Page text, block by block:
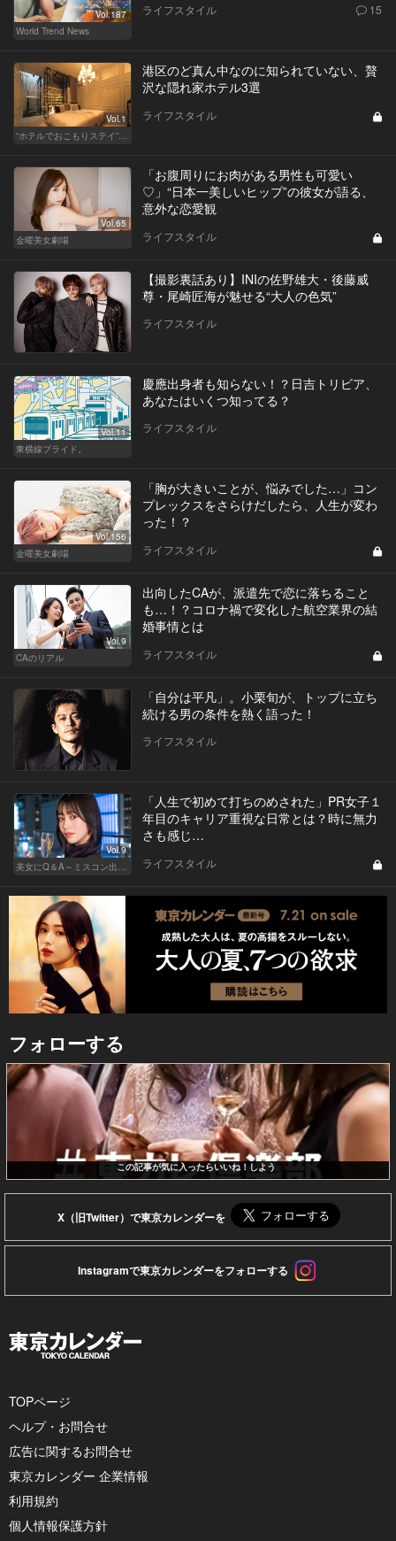
Vol.187
World Trend News
ライフスタイル 15
Vol.1
港区のど真ん中なのに知られていない、贅
沢な隠れ家ホテル3選
ライフスタイル
Vol.65
金曜美女劇場
「お腹周りにお肉がある男性も可愛い
♡」“日本一美しいヒップ”の彼女が語る、
意外な恋愛観
ライフスタイル
【撮影裏話あり】INIの佐野雄大・後藤威
尊・尾崎匠海が魅せる“大人の色気”
ライフスタイル
Vol.11
東横線プライド。
慶應出身者も知らない！？日吉トリビア、
あなたはいくつ知ってる？
ライフスタイル
Vol.156
金曜美女劇場
「胸が大きいことが、悩みでした…」コン
プレックスをさらけだしたら、人生が変わ
った！？
ライフスタイル
Vol.9
CAのリアル
出向したCAが、派遣先で恋に落ちること
も…！？コロナ禍で変化した航空業界の結
婚事情とは
ライフスタイル
「自分は平凡」。小栗旬が、トップに立ち
続ける男の条件を熱く語った！
ライフスタイル
Vol.9
「人生で初めて打ちのめされた」PR女子１
年目のキャリア重視な日常とは？時に無力
さも感じ…
ライフスタイル
フォローする
この記事が気に入ったらいいね！しよう
X（旧Twitter）で東京カレンダーを
Instagramで東京カレンダーをフォローする
TOPページ
ヘルプ・お問合せ
広告に関するお問合せ
東京カレンダー 企業情報
利用規約
個人情報保護方針